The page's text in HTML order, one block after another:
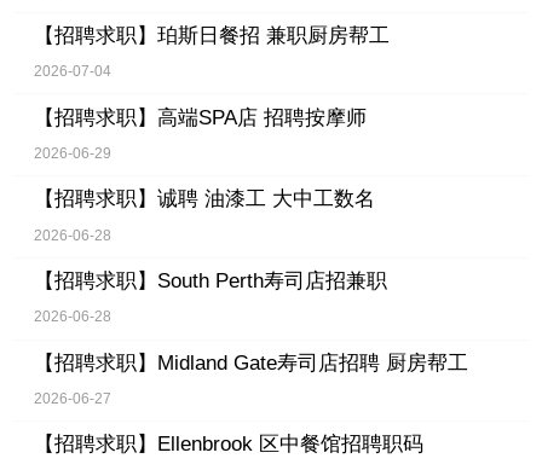
【招聘求职】 珀斯日餐招 兼职厨房帮工
2026-07-04
【招聘求职】 高端SPA店 招聘按摩师
2026-06-29
【招聘求职】 诚聘 油漆工 大中工数名
2026-06-28
【招聘求职】 South Perth寿司店招兼职
2026-06-28
【招聘求职】 Midland Gate寿司店招聘 厨房帮工
2026-06-27
【招聘求职】 Ellenbrook 区中餐馆招聘职码